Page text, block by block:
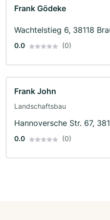
Frank Gödeke
Wachtelstieg 6, 38118
0.0 (0)
Frank John
Landschaftsbau
Hannoversche Str. 67,
0.0 (0)